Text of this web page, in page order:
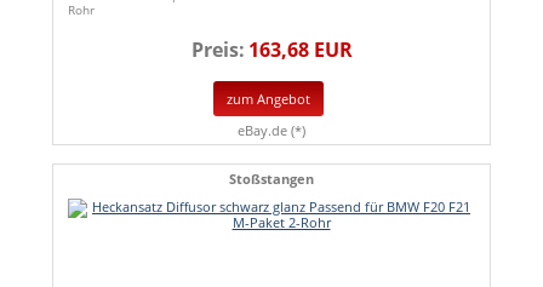
Rohr
Preis: 163,68 EUR
zum Angebot
eBay.de (*)
Stoßstangen